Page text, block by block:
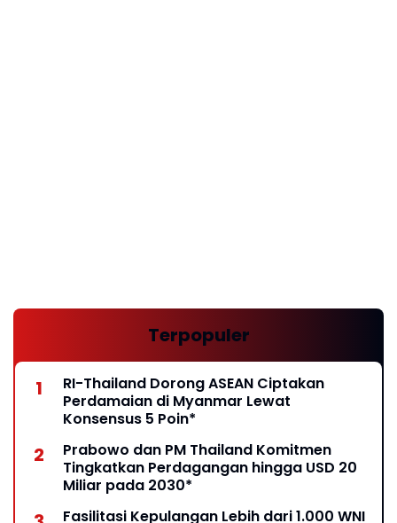
Terpopuler
RI-Thailand Dorong ASEAN Ciptakan
Perdamaian di Myanmar Lewat
Konsensus 5 Poin*
Prabowo dan PM Thailand Komitmen
Tingkatkan Perdagangan hingga USD 20
Miliar pada 2030*
Fasilitasi Kepulangan Lebih dari 1.000 WNI